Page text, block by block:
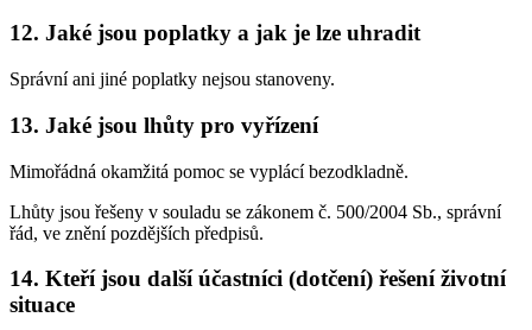
12. Jaké jsou poplatky a jak je lze uhradit
Správní ani jiné poplatky nejsou stanoveny.
13. Jaké jsou lhůty pro vyřízení
Mimořádná okamžitá pomoc se vyplácí bezodkladně.
Lhůty jsou řešeny v souladu se zákonem č. 500/2004 Sb., správní
řád, ve znění pozdějších předpisů.
14. Kteří jsou další účastníci (dotčení) řešení životní
situace